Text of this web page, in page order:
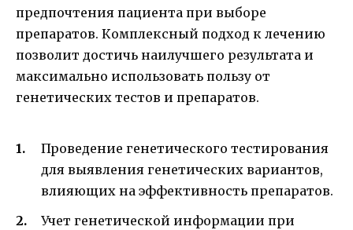
предпочтения пациента при выборе
препаратов. Комплексный подход к лечению
позволит достичь наилучшего результата и
максимально использовать пользу от
генетических тестов и препаратов.
Проведение генетического тестирования
для выявления генетических вариантов,
влияющих на эффективность препаратов.
Учет генетической информации при